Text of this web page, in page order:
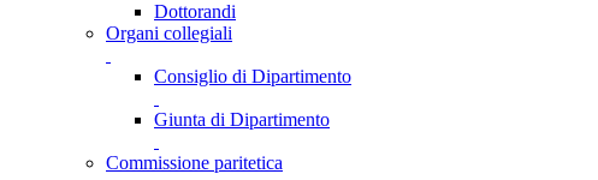
Dottorandi
Organi collegiali
Consiglio di Dipartimento
Giunta di Dipartimento
Commissione paritetica